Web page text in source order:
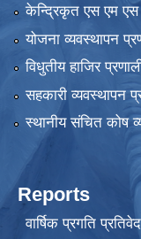
केन्द्रिकृत एस एम
योजना व्यवस्थापन
विधुतीय हाजिर
सहकारी व्यवस्थापन
स्थानीय संचित कोष
Reports
वार्षिक प्रगति